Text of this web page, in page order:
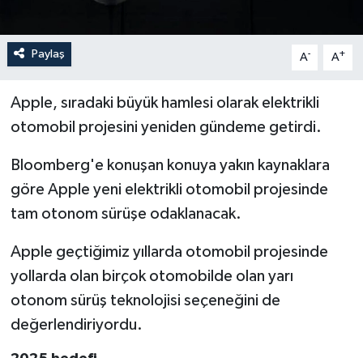
Paylaş A- A+
Apple, sıradaki büyük hamlesi olarak elektrikli
otomobil projesini yeniden gündeme getirdi.
Bloomberg'e konuşan konuya yakın kaynaklara
göre Apple yeni elektrikli otomobil projesinde
tam otonom sürüşe odaklanacak.
Apple geçtiğimiz yıllarda otomobil projesinde
yollarda olan birçok otomobilde olan yarı
otonom sürüş teknolojisi seçeneğini de
değerlendiriyordu.